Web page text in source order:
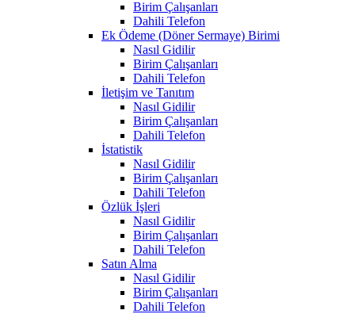
Birim Çalışanları
Dahili Telefon
Ek Ödeme (Döner Sermaye) Birimi
Nasıl Gidilir
Birim Çalışanları
Dahili Telefon
İletişim ve Tanıtım
Nasıl Gidilir
Birim Çalışanları
Dahili Telefon
İstatistik
Nasıl Gidilir
Birim Çalışanları
Dahili Telefon
Özlük İşleri
Nasıl Gidilir
Birim Çalışanları
Dahili Telefon
Satın Alma
Nasıl Gidilir
Birim Çalışanları
Dahili Telefon